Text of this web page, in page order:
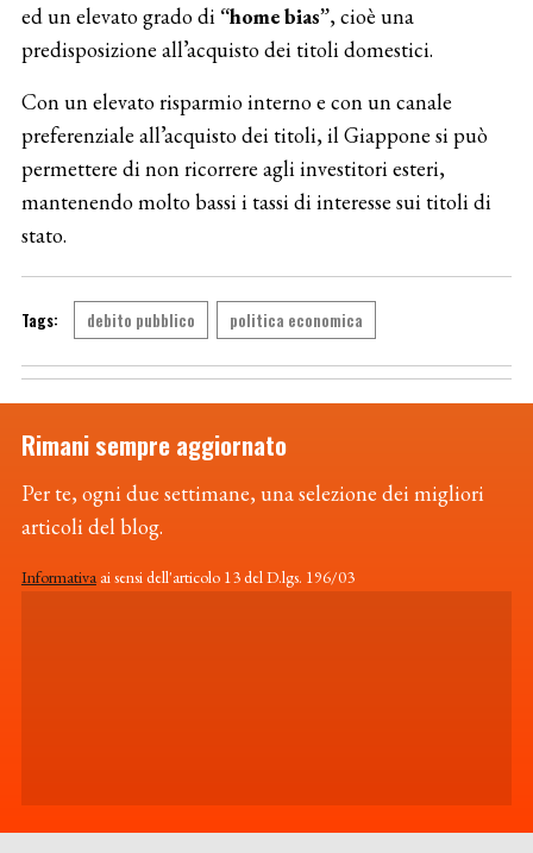
ed un elevato grado di “home bias”, cioè una
predisposizione all’acquisto dei titoli domestici.
Con un elevato risparmio interno e con un canale
preferenziale all’acquisto dei titoli, il Giappone si può
permettere di non ricorrere agli investitori esteri,
mantenendo molto bassi i tassi di interesse sui titoli di
stato.
debito pubblico politica economica
Rimani sempre aggiornato
Per te, ogni due settimane, una selezione dei migliori
articoli del blog.
Informativaai sensi dell'articolo 13 del D.lgs. 196/03